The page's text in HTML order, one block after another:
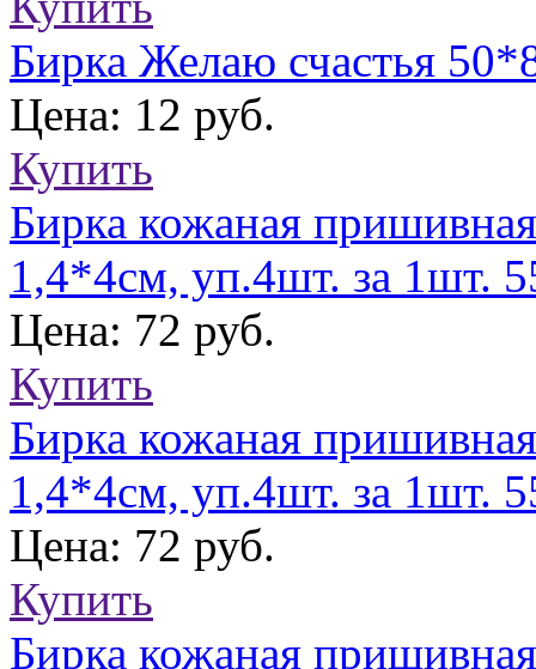
Бирка Желаю счастья
Цена: 12 руб.
Купить
Бирка кожаная
1,4*4см, уп.4шт. за 1шт.
Цена: 72 руб.
Купить
Бирка кожаная
1,4*4см, уп.4шт. за 1шт.
Цена: 72 руб.
Купить
Бирка кожаная